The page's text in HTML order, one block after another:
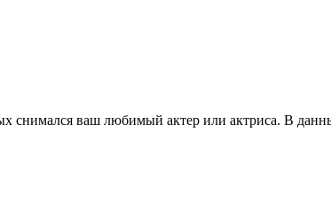
ваш любимый актер или актриса. В